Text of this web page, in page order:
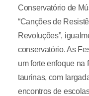
Conservatório de
“Canções de
Revoluções”,
conservatório. As
um forte enfoque na
taurinas, com
encontros de